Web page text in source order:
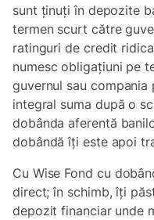
sunt ținuți în depozite
termen scurt către
ratinguri de credit
numesc obligațiuni pe
guvernul sau
integral suma după o
dobânda aferentă
dobândă îți este apoi
Cu Wise Fond cu
direct; în schimb, îți
depozit financiar unde